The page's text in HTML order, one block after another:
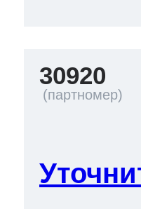
30920